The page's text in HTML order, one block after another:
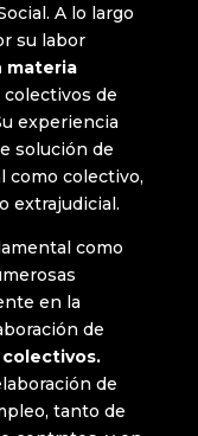
A lo largo
su labor
materia
de
experiencia
solución de
como colectivo,
extrajudicial.
como
en la
de
de
tanto de